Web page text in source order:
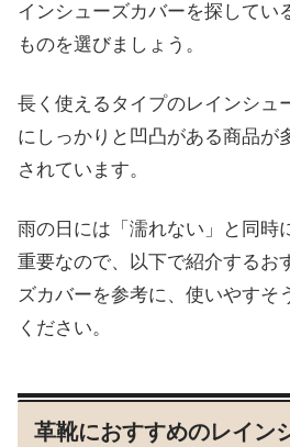
インシューズカバーを探してい
ものを選びましょう。
長く使えるタイプのレインシュ
にしっかりと凹凸がある商品が
されています。
雨の日には「濡れない」と同時
重要なので、以下で紹介するお
ズカバーを参考に、使いやすそ
ください。
革靴におすすめのレイン